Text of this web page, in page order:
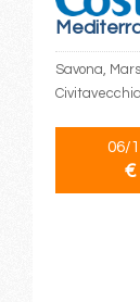
Savona,
06/
€